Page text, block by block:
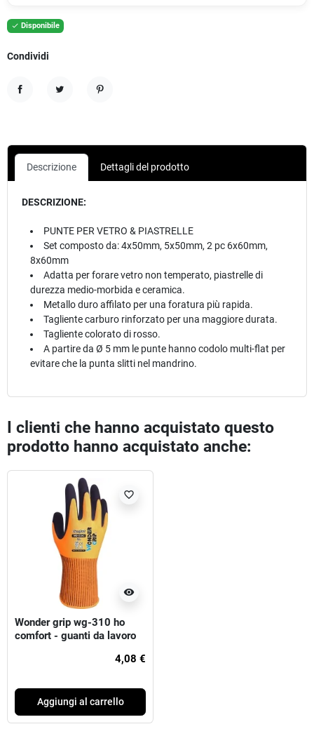
 Disponibile
Condividi
Descrizione Dettagli del prodotto
DESCRIZIONE:
PUNTE PER VETRO & PIASTRELLE
Set composto da: 4x50mm, 5x50mm, 2 pc 6x60mm,
8x60mm
Adatta per forare vetro non temperato, piastrelle di
durezza medio-morbida e ceramica.
Metallo duro affilato per una foratura più rapida.
Tagliente carburo rinforzato per una maggiore durata.
Tagliente colorato di rosso.
A partire da Ø 5 mm le punte hanno codolo multi-flat per
evitare che la punta slitti nel mandrino.
I clienti che hanno acquistato questo
prodotto hanno acquistato anche:
visibility
favorite_border
Wonder grip wg-310 ho
comfort - guanti da lavoro
4,08 €
Aggiungi al carrello